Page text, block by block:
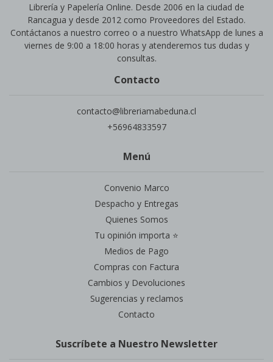
Librería y Papelería Online. Desde 2006 en la ciudad de
Rancagua y desde 2012 como Proveedores del Estado.
Contáctanos a nuestro correo o a nuestro WhatsApp de lunes a
viernes de 9:00 a 18:00 horas y atenderemos tus dudas y
consultas.
Contacto
contacto@libreriamabeduna.cl
+56964833597
Menú
Convenio Marco
Despacho y Entregas
Quienes Somos
Tu opinión importa ⭐
Medios de Pago
Compras con Factura
Cambios y Devoluciones
Sugerencias y reclamos
Contacto
Suscríbete a Nuestro Newsletter